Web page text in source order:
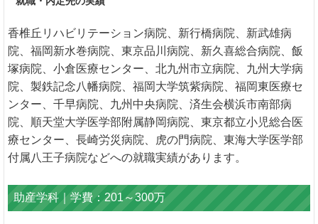
香椎丘リハビリテーション病院、新行橋病院、新武雄病
院、福岡新水巻病院、東京品川病院、新久喜総合病院、飯
塚病院、小倉医療センター、北九州市立病院、九州大学病
院、製鉄記念八幡病院、福岡大学筑紫病院、福岡東医療セ
ンター、千早病院、九州中央病院、済生会横浜市南部病
院、順天堂大学医学部附属静岡病院、東京都立小児総合医
療センター、長崎労災病院、虎の門病院、東海大学医学部
付属八王子病院などへの就職実績があります。
助産学科｜学費：201～300万